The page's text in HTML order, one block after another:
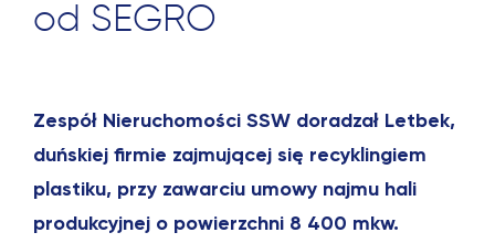
od SEGRO
Zespół Nieruchomości SSW doradzał Letbek,
duńskiej firmie zajmującej się recyklingiem
plastiku, przy zawarciu umowy najmu hali
produkcyjnej o powierzchni 8 400 mkw.